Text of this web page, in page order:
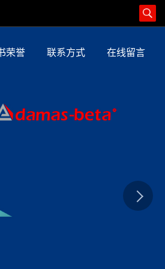
荣誉 联系方式 在线留言